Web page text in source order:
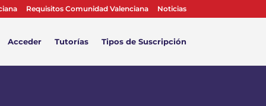
Requisitos Comunidad Valenciana Noticias
Acceder Tutorías Tipos de Suscripción